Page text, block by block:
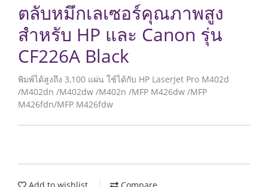
ตลับหมึกเลเซอร์คุณภาพสูง
สำหรับ HP และ Canon รุ่น
CF226A Black
พิมพ์ได้สูงถึง 3,100 แผ่น ใช้ได้กับ HP LaserJet Pro M402d
/M402dn /M402dw /M402n /MFP M426dw /MFP
M426fdn/MFP M426fdw